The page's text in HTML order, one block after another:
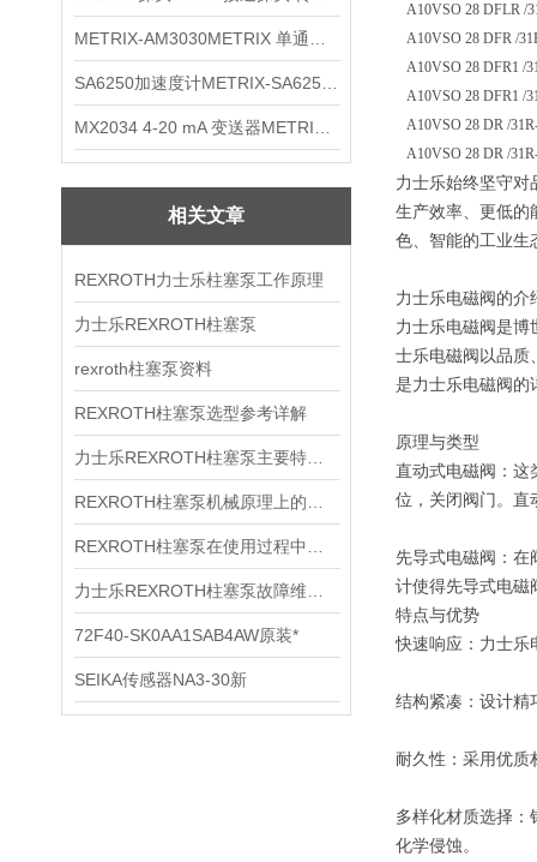
相关文章
REXROTH力士乐柱塞泵工作原理
力士乐REXROTH柱塞泵
rexroth柱塞泵资料
REXROTH柱塞泵选型参考详解
72F40-SK0AA1SAB4AW原装*
SEIKA传感器NA3-30新
A10VSO 28 DFLR /
A10VSO 28 DFR /
A10VSO 28 DFR1 /
A10VSO 28 DFR1 /
A10VSO 28 DR /
A10VSO 28 DR /
力士乐始终坚守对
生产效率、更低的
色、智能的工业生
力士乐电磁阀的介
力士乐电磁阀是
士乐电磁阀以品质
是力士乐电磁阀的
原理与类型
直动式电磁阀：这
位，关闭阀门。直
先导式电磁阀：在
计使得先导式电磁
特点与优势
快速响应：力士乐
结构紧凑：设计精
耐久性：采用优质
多样化材质选择
化学侵蚀。